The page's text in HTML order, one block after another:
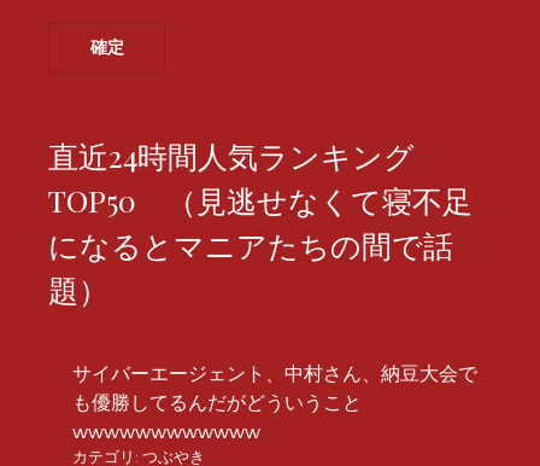
直近24時間人気ランキング
TOP50 （見逃せなくて寝不足
になるとマニアたちの間で話
題）
サイバーエージェント、中村さん、納豆大会で
も優勝してるんだがどういうこと
wwwwwwwwwwww
カテゴリ: つぶやき